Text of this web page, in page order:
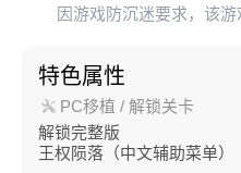
因游戏防沉迷要求，该
特色属性
PC移植 / 解锁关卡
解锁完整版
王权陨落（中文辅助菜单）